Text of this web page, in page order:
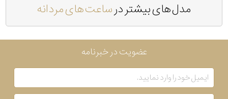
مدل های بیشتر درساعت های مردانه
عضویت در خبرنامه